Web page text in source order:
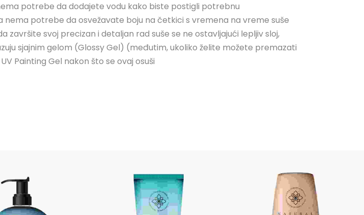
potrebe da dodajete vodu kako biste postigli potrebnu
nema potrebe da osvežavate boju na četkici s vremena na vreme suše
svoj precizan i detaljan rad suše se ne ostavljajući lepljiv sloj,
sjajnim gelom (Glossy Gel) (međutim, ukoliko želite možete premazati
Painting Gel nakon što se ovaj osuši